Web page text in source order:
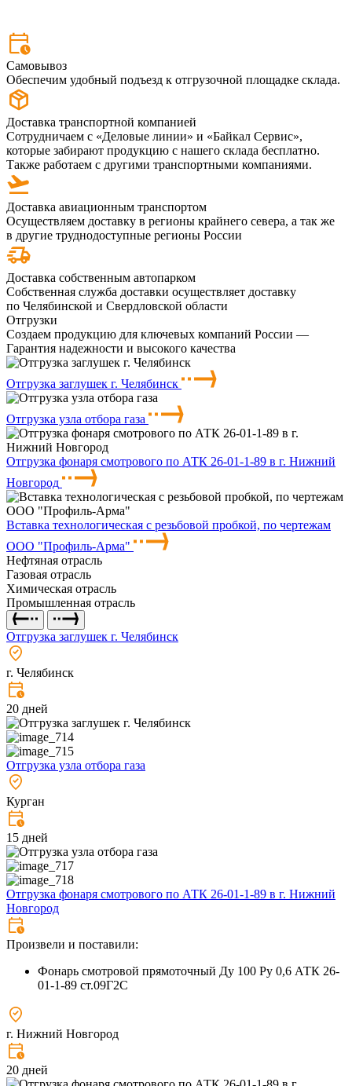
Самовывоз
Обеспечим удобный подъезд к отгрузочной площадке склада.
Доставка транспортной компанией
Сотрудничаем с «Деловые линии» и «Байкал Сервис»,
которые забирают продукцию с нашего склада бесплатно.
Также работаем с другими транспортными компаниями.
Доставка авиационным транспортом
Осуществляем доставку в регионы крайнего севера, а так же
в другие труднодоступные регионы России
Доставка собственным автопарком
Собственная служба доставки осуществляет доставку
по Челябинской и Свердловской области
Отгрузки
Создаем продукцию для ключевых компаний России —
Гарантия надежности и высокого качества
Отгрузка заглушек г. Челябинск
Отгрузка узла отбора газа
Отгрузка фонаря смотрового по АТК 26-01-1-89 в г. Нижний
Новгород
Вставка технологическая с резьбовой пробкой, по чертежам
ООО "Профиль-Арма"
Нефтяная отрасль
Газовая отрасль
Химическая отрасль
Промышленная отрасль
Отгрузка заглушек г. Челябинск
г. Челябинск
20 дней
Отгрузка узла отбора газа
Курган
15 дней
Отгрузка фонаря смотрового по АТК 26-01-1-89 в г. Нижний
Новгород
Произвели и поставили:
Фонарь смотровой прямоточный Ду 100 Ру 0,6 АТК 26-
01-1-89 ст.09Г2С
г. Нижний Новгород
20 дней